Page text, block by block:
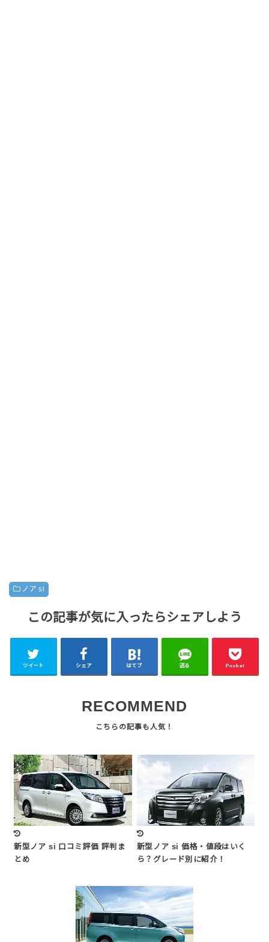
ノア si
この記事が気に入ったらシェアしよう
ツイート シェア はてブ 送る Pocket
RECOMMEND
新型ノア si 口コミ評価 評判ま
とめ
新型ノア si 価格・値段はいく
ら？グレード別に紹介！